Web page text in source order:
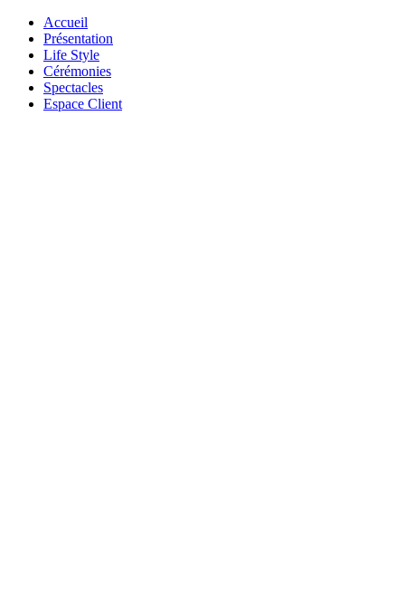
Accueil
Présentation
Life Style
Cérémonies
Spectacles
Espace Client